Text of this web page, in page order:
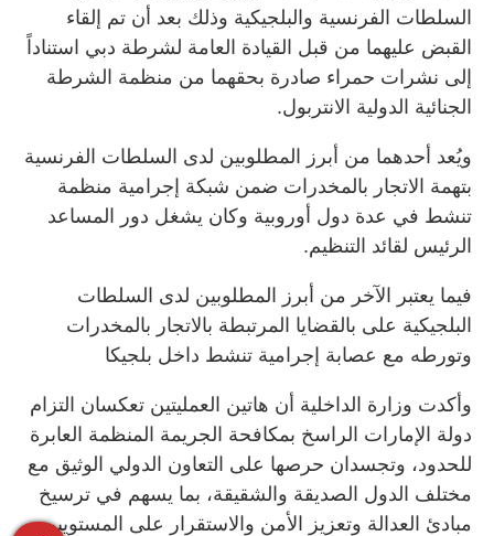
السلطات الفرنسية والبلجيكية وذلك بعد أن تم إلقاء
القبض عليهما من قبل القيادة العامة لشرطة دبي استناداً
إلى نشرات حمراء صادرة بحقهما من منظمة الشرطة
الجنائية الدولية الانتربول.
ويُعد أحدهما من أبرز المطلوبين لدى السلطات الفرنسية
بتهمة الاتجار بالمخدرات ضمن شبكة إجرامية منظمة
تنشط في عدة دول أوروبية وكان يشغل دور المساعد
الرئيس لقائد التنظيم.
فيما يعتبر الآخر من أبرز المطلوبين لدى السلطات
البلجيكية على بالقضايا المرتبطة بالاتجار بالمخدرات
وتورطه مع عصابة إجرامية تنشط داخل بلجيكا
وأكدت وزارة الداخلية أن هاتين العمليتين تعكسان التزام
دولة الإمارات الراسخ بمكافحة الجريمة المنظمة العابرة
للحدود، وتجسدان حرصها على التعاون الدولي الوثيق مع
مختلف الدول الصديقة والشقيقة، بما يسهم في ترسيخ
مبادئ العدالة وتعزيز الأمن والاستقرار على المستويين